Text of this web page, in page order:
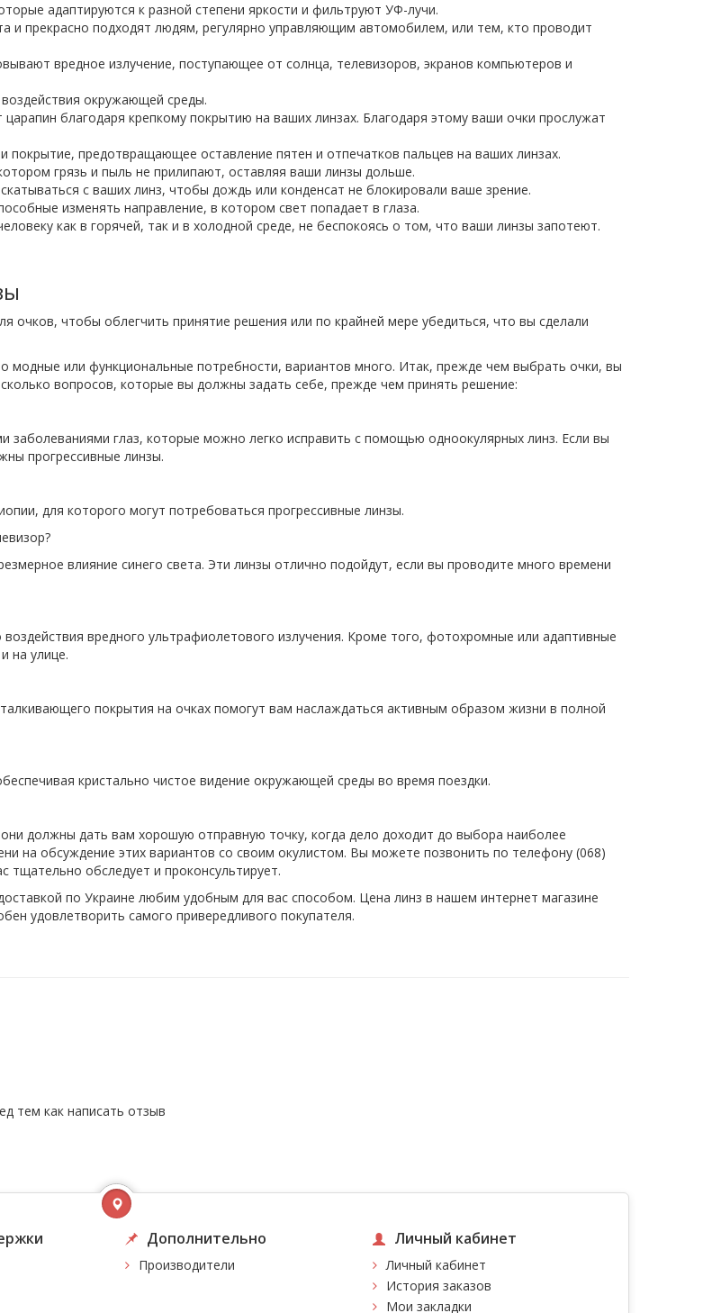
адаптируются к разной степени яркости и фильтруют УФ-лучи.
и прекрасно подходят людям, регулярно управляющим автомобилем, или тем, кто проводит
вредное излучение, поступающее от солнца, телевизоров, экранов компьютеров и
окружающей среды.
благодаря крепкому покрытию на ваших линзах. Благодаря этому ваши очки прослужат
предотвращающее оставление пятен и отпечатков пальцев на ваших линзах.
грязь и пыль не прилипают, оставляя ваши линзы дольше.
с ваших линз, чтобы дождь или конденсат не блокировали ваше зрение.
изменять направление, в котором свет попадает в глаза.
как в горячей, так и в холодной среде, не беспокоясь о том, что ваши линзы запотеют.
очков, чтобы облегчить принятие решения или по крайней мере убедиться, что вы сделали
модные или функциональные потребности, вариантов много. Итак, прежде чем выбрать очки, вы
вопросов, которые вы должны задать себе, прежде чем принять решение:
заболеваниями глаз, которые можно легко исправить с помощью одноокулярных линз. Если вы
прогрессивные линзы.
для которого могут потребоваться прогрессивные линзы.
влияние синего света. Эти линзы отлично подойдут, если вы проводите много времени
вредного ультрафиолетового излучения. Кроме того, фотохромные или адаптивные
на улице.
покрытия на очках помогут вам наслаждаться активным образом жизни в полной
кристально чистое видение окружающей среды во время поездки.
должны дать вам хорошую отправную точку, когда дело доходит до выбора наиболее
на обсуждение этих вариантов со своим окулистом. Вы можете позвонить по телефону (068)
тщательно обследует и проконсультирует.
по Украине любим удобным для вас способом. Цена линз в нашем интернет магазине
удовлетворить самого привередливого покупателя.
тем как написать отзыв
Дополнительно
Производители
Личный кабинет
Личный кабинет
История заказов
Мои закладки